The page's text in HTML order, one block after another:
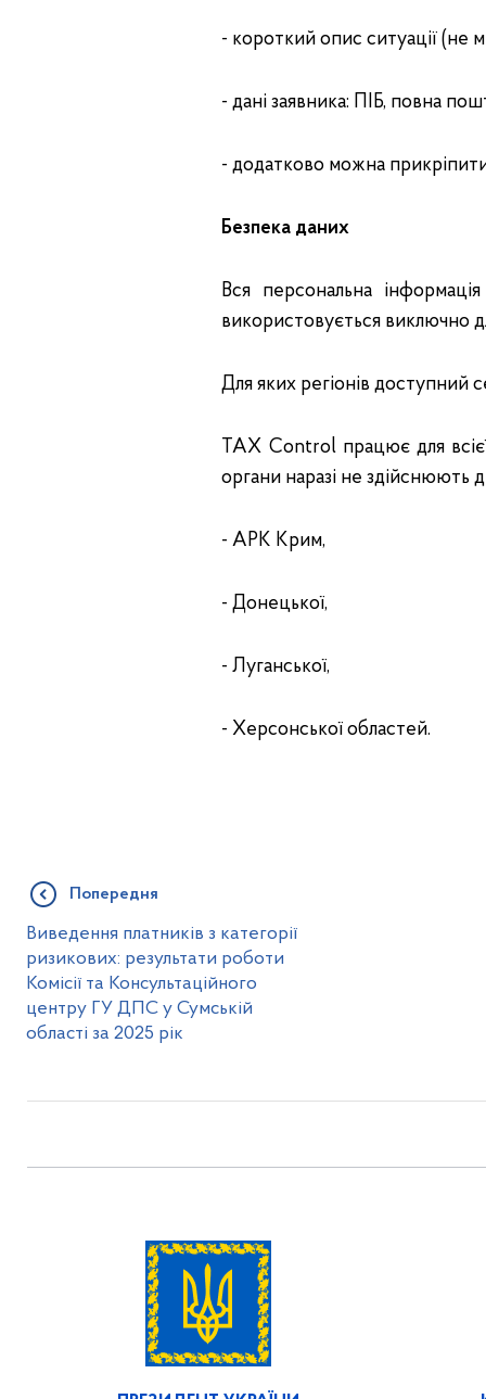
- короткий опис ситуації (не
- дані заявника: ПІБ, повна
- додатково можна
Безпека даних
Вся персональна
використовується виключно
Для яких регіонів доступний
TAX Control працює для
органи наразі не здійснюють
- АРК Крим,
- Донецької,
- Луганської,
- Херсонської областей.
Попередня
Виведення платників з категорії
ризикових: результати роботи
Комісії та Консультаційного
центру ГУ ДПС у Сумській
області за 2025 рік